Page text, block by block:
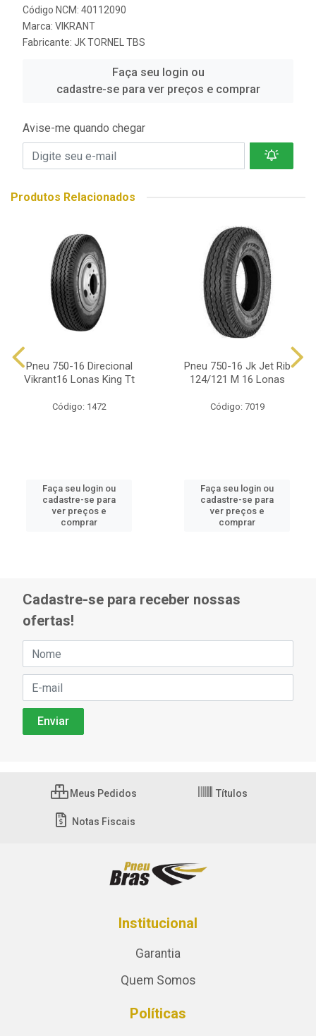
Código NCM: 40112090
Marca: VIKRANT
Fabricante: JK TORNEL TBS
Faça seu login ou
cadastre-se para ver preços e comprar
Avise-me quando chegar
Produtos Relacionados
Pneu 750-16 Direcional
Vikrant16 Lonas King Tt
Código: 1472
Faça seu login ou
cadastre-se para
ver preços e
comprar
Pneu 750-16 Jk Jet Rib
124/121 M 16 Lonas
Código: 7019
Faça seu login ou
cadastre-se para
ver preços e
comprar
Cadastre-se para receber nossas
ofertas!
Meus Pedidos Títulos
Notas Fiscais
Institucional
Garantia
Quem Somos
Políticas